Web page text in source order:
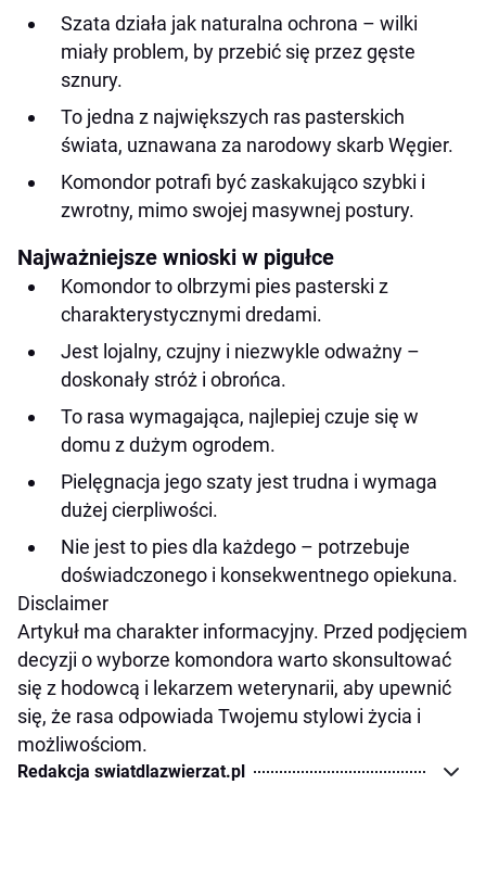
Szata działa jak naturalna ochrona – wilki
miały problem, by przebić się przez gęste
sznury.
To jedna z największych ras pasterskich
świata, uznawana za narodowy skarb Węgier.
Komondor potrafi być zaskakująco szybki i
zwrotny, mimo swojej masywnej postury.
Najważniejsze wnioski w pigułce
Komondor to olbrzymi pies pasterski z
charakterystycznymi dredami.
Jest lojalny, czujny i niezwykle odważny –
doskonały stróż i obrońca.
To rasa wymagająca, najlepiej czuje się w
domu z dużym ogrodem.
Pielęgnacja jego szaty jest trudna i wymaga
dużej cierpliwości.
Nie jest to pies dla każdego – potrzebuje
doświadczonego i konsekwentnego opiekuna.
Disclaimer
Artykuł ma charakter informacyjny. Przed podjęciem
decyzji o wyborze komondora warto skonsultować
się z hodowcą i lekarzem weterynarii, aby upewnić
się, że rasa odpowiada Twojemu stylowi życia i
możliwościom.
Redakcja swiatdlazwierzat.pl